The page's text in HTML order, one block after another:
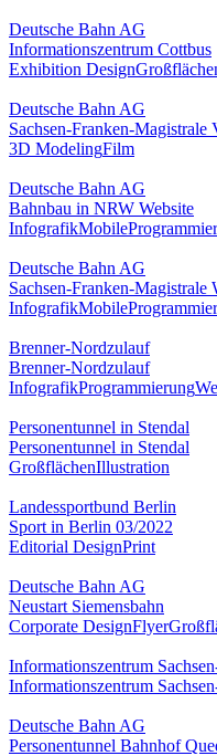
Deutsche Bahn AG
Informationszentrum Cottbus
Exhibition Design
Deutsche Bahn AG
Sachsen-Franken-Magistrale
3D ModelingFilm
Deutsche Bahn AG
Bahnbau in NRW Website
InfografikMobile
Deutsche Bahn AG
Sachsen-Franken-Magistrale
InfografikMobile
Brenner-Nordzulauf
Brenner-Nordzulauf
InfografikProgrammierung
Personentunnel in Stendal
Personentunnel in Stendal
GroßflächenIllustration
Landessportbund Berlin
Sport in Berlin 03/2022
Editorial DesignPrint
Deutsche Bahn AG
Neustart Siemensbahn
Corporate DesignFlyer
Informationszentrum
Informationszentrum
Deutsche Bahn AG
Personentunnel Bahnhof